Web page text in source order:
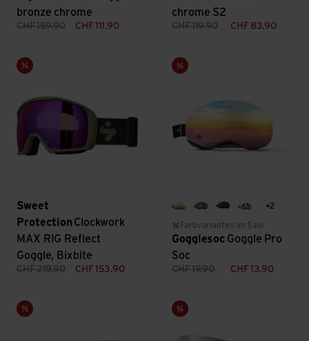
bronze chrome
CHF159.90 CHF 111.90
chrome S2
CHF119.90 CHF 83.90
Sale
Sweet
Protection Clockwork
MAX RIG Reflect
Goggle, Bixbite
CHF219.90 CHF 153.90
Clockwork MAX RIG Reflect Goggle, Bixbite ansehen
Sale
+2
Farbvarianten im Sale
Gogglesoc Goggle Pro
Soc
CHF19.90 CHF 13.90
Goggle Pro Soc ansehen
Sale
Ambit LS bronze chrome S1-3 ansehen
Sale
Nexal ansehen